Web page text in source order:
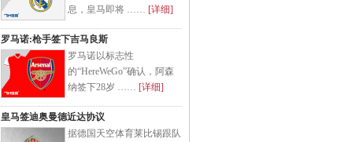
息，皇马即将 …… [详细]
罗马诺:枪手签下吉马良斯
罗马诺以标志性
的“HereWeGo”确认，阿森
纳签下28岁 …… [详细]
皇马签迪奥曼德近达协议
据德国天空体育莱比锡跟队